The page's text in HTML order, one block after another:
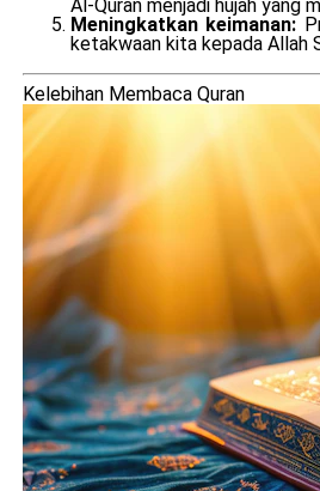
Al-Quran menjadi hujah yang
Meningkatkan keimanan:
ketakwaan kita kepada Allah
Kelebihan Membaca Quran